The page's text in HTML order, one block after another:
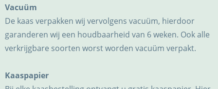
Vacuüm
De kaas verpakken wij vervolgens vacuüm, hierdoor
garanderen wij een houdbaarheid van 6 weken. Ook alle
verkrijgbare soorten worst worden vacuüm verpakt.
Kaaspapier